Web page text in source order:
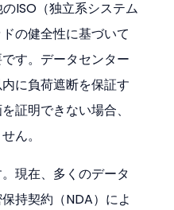
ISO（独立系システム
の健全性に基づいて
す。データセンター
に負荷遮断を保証す
証明できない場合、
ん。
現在、多くのデータ
持契約（NDA）によ